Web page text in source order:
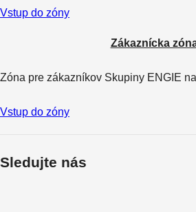
Vstup do zóny
Zákaznícka
Zóna pre zákazníkov Skupiny ENGIE
Vstup do zóny
Sledujte nás